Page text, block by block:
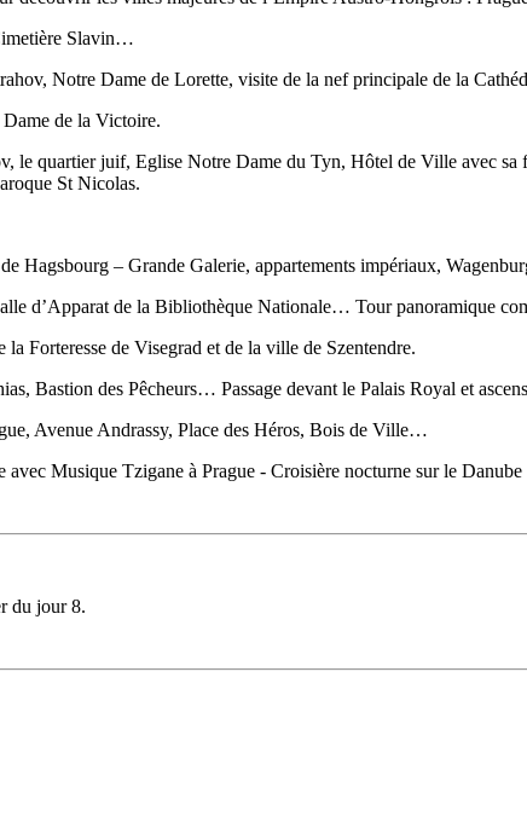
Slavin…
Notre Dame de Lorette, visite de la nef principale de la
de la Victoire.
le quartier juif, Eglise Notre Dame du Tyn, Hôtel de Ville avec
St Nicolas.
Hagsbourg – Grande Galerie, appartements impériaux,
d’Apparat de la Bibliothèque Nationale… Tour panoramique
Forteresse de Visegrad et de la ville de Szentendre.
Bastion des Pêcheurs… Passage devant le Palais Royal et
Avenue Andrassy, Place des Héros, Bois de Ville…
Musique Tzigane à Prague - Croisière nocturne sur le Danube
du jour 8.